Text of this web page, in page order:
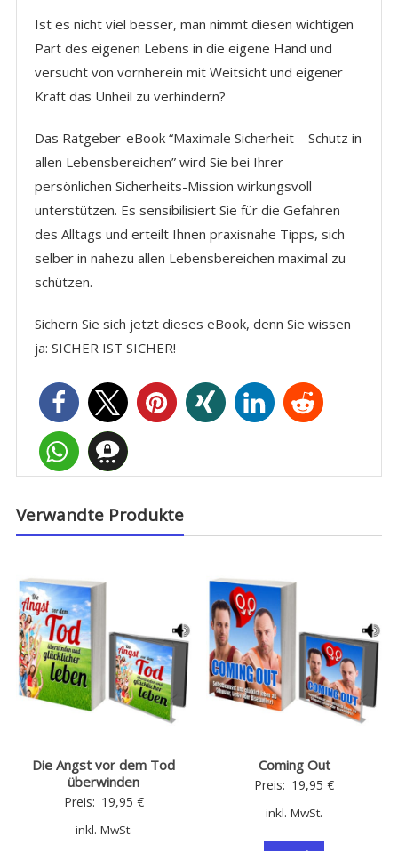
Ist es nicht viel besser, man nimmt diesen wichtigen
Part des eigenen Lebens in die eigene Hand und
versucht von vornherein mit Weitsicht und eigener
Kraft das Unheil zu verhindern?
Das Ratgeber-eBook “Maximale Sicherheit – Schutz in
allen Lebensbereichen” wird Sie bei Ihrer
persönlichen Sicherheits-Mission wirkungsvoll
unterstützen. Es sensibilisiert Sie für die Gefahren
des Alltags und erteilt Ihnen praxisnahe Tipps, sich
selber in nahezu allen Lebensbereichen maximal zu
schützen.
Sichern Sie sich jetzt dieses eBook, denn Sie wissen
ja: SICHER IST SICHER!
Verwandte Produkte
Die Angst vor dem Tod
überwinden
Preis: 19,95 €
inkl. MwSt.
Coming Out
Preis: 19,95€
inkl. MwSt.